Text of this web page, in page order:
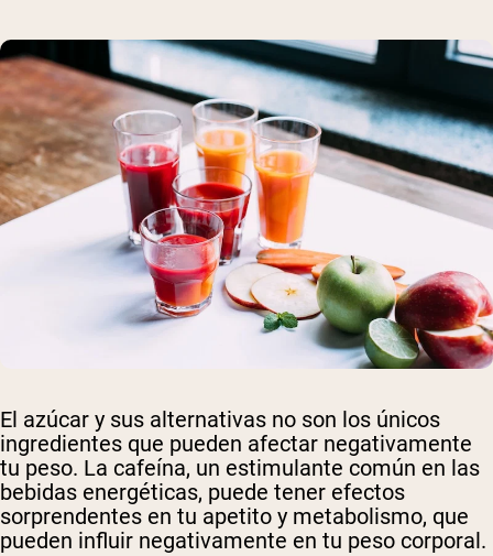
El azúcar y sus alternativas no son los únicos
ingredientes que pueden afectar negativamente
tu peso. La cafeína, un estimulante común en las
bebidas energéticas, puede tener efectos
sorprendentes en tu apetito y metabolismo, que
pueden influir negativamente en tu peso corporal.
Shipping Country: Language:
Comprar Ahora